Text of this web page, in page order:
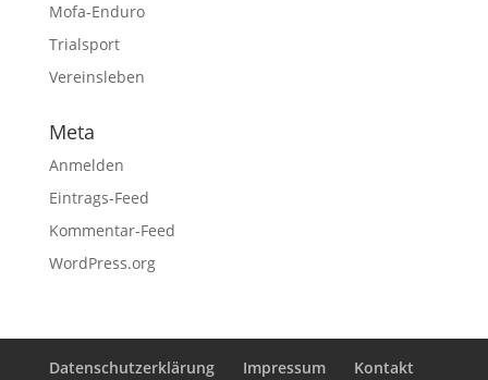
Mofa-Enduro
Trialsport
Vereinsleben
Meta
Anmelden
Eintrags-Feed
Kommentar-Feed
WordPress.org
Datenschutzerklärung Impressum Kontakt